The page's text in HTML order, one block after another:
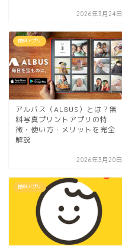
2026年3月24日
便利アプリ
アルバス（ALBUS）とは？無
料写真プリントアプリの特
徴・使い方・メリットを完全
解説
2026年3月20日
便利アプリ